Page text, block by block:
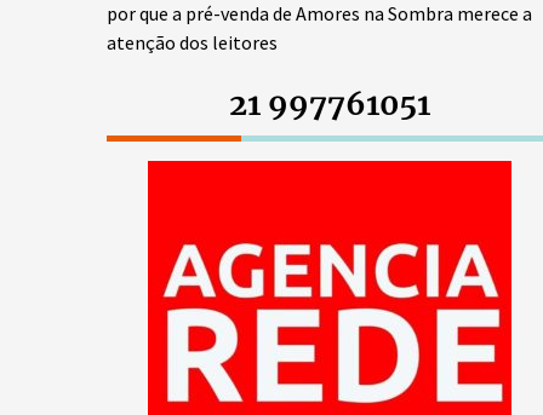
por que a pré-venda de Amores na Sombra merece a
atenção dos leitores
21 997761051